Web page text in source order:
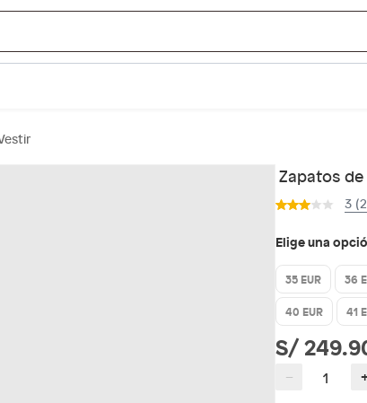
e
Zapatos
3
Elige una
35 EUR 36
40 EUR
41
S/
−